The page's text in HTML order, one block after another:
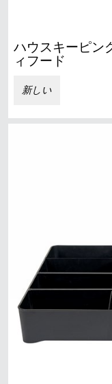
ハウスキーピン
ィフード
新しい